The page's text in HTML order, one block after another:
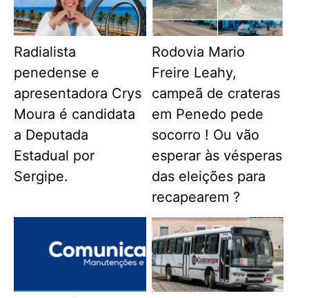
Radialista
penedense e
apresentadora Crys
Moura é candidata
a Deputada
Estadual por
Sergipe.
Rodovia Mario
Freire Leahy,
campeã de crateras
em Penedo pede
socorro ! Ou vão
esperar às vésperas
das eleições para
recapearem ?